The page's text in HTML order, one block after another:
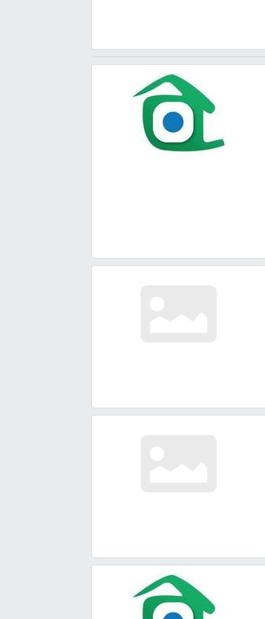
Cidade Jardim (6)
Cidade Nova (2)
Copacabana (2)
Céu Azul (1)
Dona Clara (1)
Gutierrez (2)
Minaslândia (P Maio) (1)
Santa Rosa (1)